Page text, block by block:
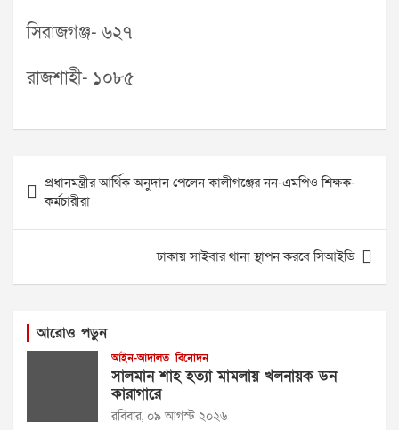
সিরাজগঞ্জ- ৬২৭
রাজশাহী- ১০৮৫
navigation
প্রধানমন্ত্রীর আর্থিক অনুদান পেলেন কালীগঞ্জের নন-এমপিও শিক্ষক-
কর্মচারীরা
ঢাকায় সাইবার থানা স্থাপন করবে সিআইডি
আরোও পড়ুন
আইন-আদালত বিনোদন
সালমান শাহ হত্যা মামলায় খলনায়ক ডন
কারাগারে
রবিবার, ০৯ আগস্ট ২০২৬